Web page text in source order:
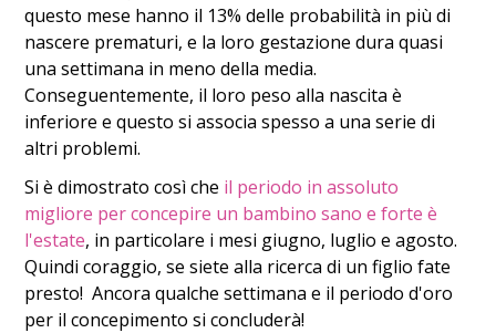
questo mese hanno il 13% delle probabilità in più di
nascere prematuri, e la loro gestazione dura quasi
una settimana in meno della media.
Conseguentemente, il loro peso alla nascita è
inferiore e questo si associa spesso a una serie di
altri problemi.
Si è dimostrato così che il periodo in assoluto
migliore per concepire un bambino sano e forte è
l'estate, in particolare i mesi giugno, luglio e agosto.
Quindi coraggio, se siete alla ricerca di un figlio fate
presto! Ancora qualche settimana e il periodo d'oro
per il concepimento si concluderà!